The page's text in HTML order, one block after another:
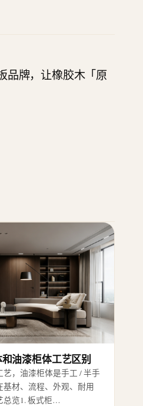
品牌，让橡胶木「原
油漆柜体工艺区别
，油漆柜体是手工 / 半手
材、流程、外观、耐用
总览1. 板式柜…